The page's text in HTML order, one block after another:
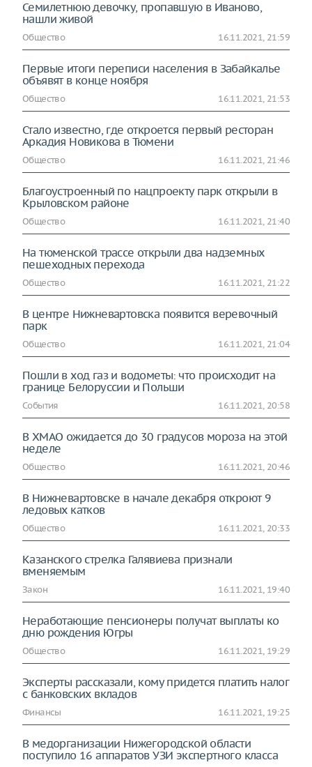
Семилетнюю девочку, пропавшую в Иваново,
нашли живой
Общество 16.11.2021, 21:59
Первые итоги переписи населения в Забайкалье
объявят в конце ноября
Общество 16.11.2021, 21:53
Стало известно, где откроется первый ресторан
Аркадия Новикова в Тюмени
Общество 16.11.2021, 21:46
Благоустроенный по нацпроекту парк открыли в
Крыловском районе
Общество 16.11.2021, 21:40
На тюменской трассе открыли два надземных
пешеходных перехода
Общество 16.11.2021, 21:22
В центре Нижневартовска появится веревочный
парк
Общество 16.11.2021, 21:04
Пошли в ход газ и водометы: что происходит на
границе Белоруссии и Польши
События 16.11.2021, 20:58
В ХМАО ожидается до 30 градусов мороза на этой
неделе
Общество 16.11.2021, 20:46
В Нижневартовске в начале декабря откроют 9
ледовых катков
Общество 16.11.2021, 20:33
Казанского стрелка Галявиева признали
вменяемым
Закон 16.11.2021, 19:40
Неработающие пенсионеры получат выплаты ко
дню рождения Югры
Общество 16.11.2021, 19:29
Эксперты рассказали, кому придется платить налог
с банковских вкладов
Финансы 16.11.2021, 19:25
В медорганизации Нижегородской области
поступило 16 аппаратов УЗИ экспертного класса